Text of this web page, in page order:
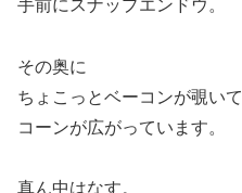
手前にスナップエンドウ。
その奥に
ちょこっとベーコンが覗いて
コーンが広がっています。
真ん中はなす。